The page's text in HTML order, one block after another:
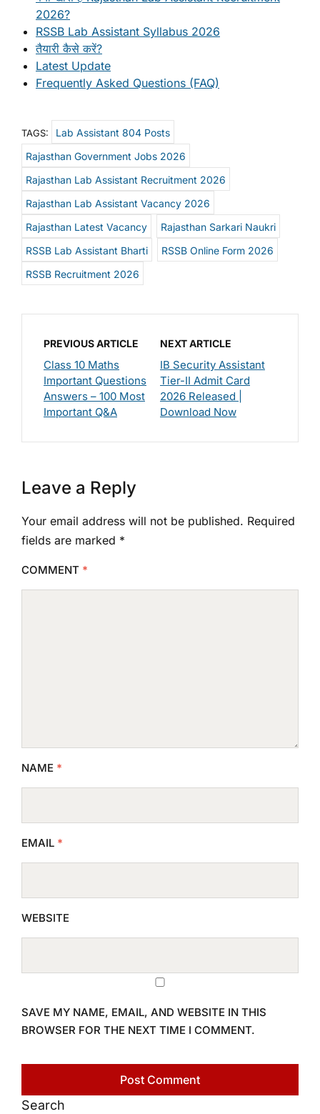
2026?
RSSB Lab Assistant Syllabus 2026
तैयारी कैसे करें?
Latest Update
Frequently Asked Questions (FAQ)
TAGS:
Lab Assistant 804 Posts
Rajasthan Government Jobs 2026
Rajasthan Lab Assistant Recruitment 2026
Rajasthan Lab Assistant Vacancy 2026
Rajasthan Latest Vacancy
Rajasthan Sarkari Naukri
RSSB Lab Assistant Bharti
RSSB Online Form 2026
RSSB Recruitment 2026
PREVIOUS ARTICLE
Class 10 Maths
Important Questions
Answers – 100 Most
Important Q&A
NEXT ARTICLE
IB Security Assistant
Tier-II Admit Card
2026 Released |
Download Now
Leave a Reply
Your email address will not be published. Required
fields are marked *
COMMENT *
NAME *
EMAIL *
WEBSITE
SAVE MY NAME, EMAIL, AND WEBSITE IN THIS
BROWSER FOR THE NEXT TIME I COMMENT.
Search